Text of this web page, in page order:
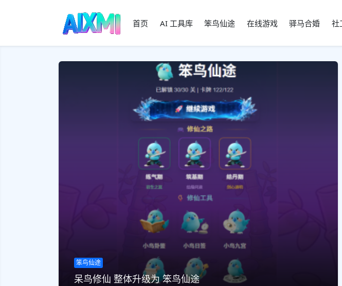
首页 AI 工具库 笨鸟仙途 在线游戏 驿马合婚 社
笨鸟仙途
呆鸟修仙 整体升级为 笨鸟仙途